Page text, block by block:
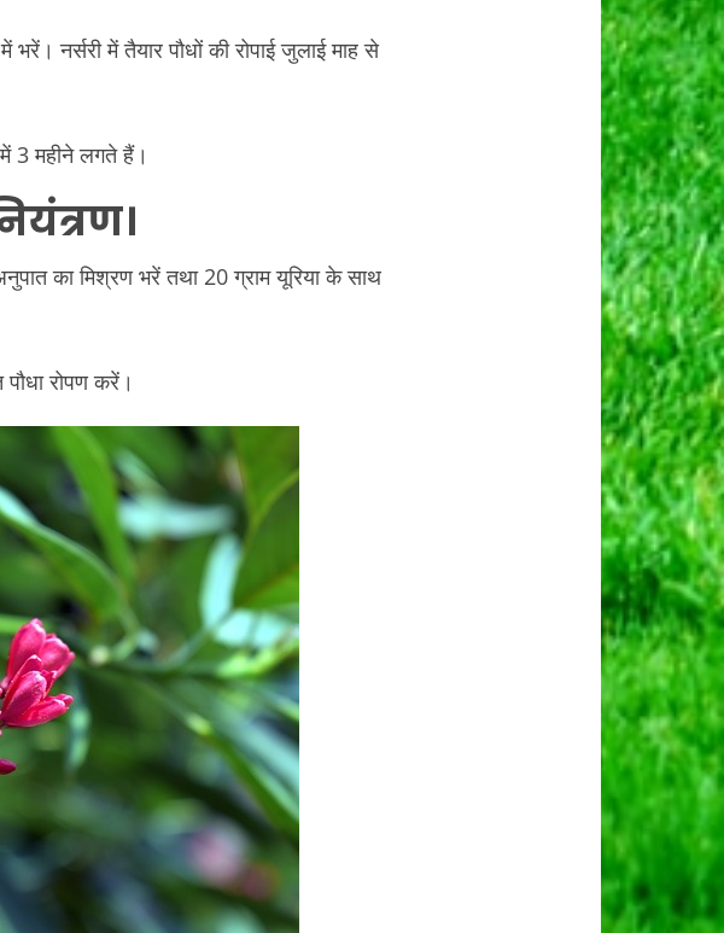
नर्सरी में तैयार पौधों की रोपाई जुलाई माह से
में 3 महीने लगते हैं।
।
का मिश्रण भरें तथा 20 ग्राम यूरिया के साथ
रोपण करें।